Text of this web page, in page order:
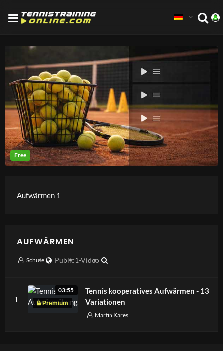
Aufwärmen 1
AUFWÄRMEN
Schute Public1-Video
1
03:55
Tennis kooperatives Aufwärmen - 13
Variationen
Martin Kares